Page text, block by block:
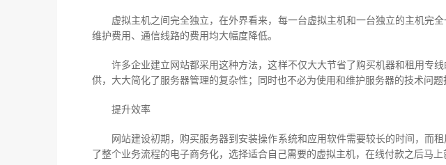
虚拟主机之间完全独立，在外界看来，每一台虚拟主机和一台独立的主机完
维护费用、通信线路的费用均大幅度降低。
许多企业建立网站都采用这种方法，这样不仅大大节省了购买机器和租用专
供，大大简化了服务器管理的复杂性；同时也不必为使用和维护服务器的技术问题
提升效率
网站建设初期，购买服务器到安装操作系统和应用软件需要较长的时间，而
了整个业务流程的电子商务化，选择适合自己需要的虚拟主机，在线付款之后马上